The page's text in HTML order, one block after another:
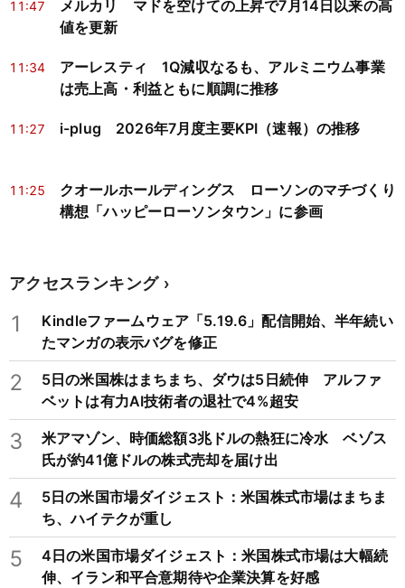
11:47
メルカリ マドを空けての上昇で7月14日以来の高
値を更新
11:34
アーレスティ 1Q減収なるも、アルミニウム事業
は売上高・利益ともに順調に推移
11:27 i-plug 2026年7月度主要KPI（速報）の推移
11:25
クオールホールディングス ローソンのマチづくり
構想「ハッピーローソンタウン」に参画
アクセスランキング
1
Kindleファームウェア「5.19.6」配信開始、半年続い
たマンガの表示バグを修正
2
5日の米国株はまちまち、ダウは5日続伸 アルファ
ベットは有力AI技術者の退社で4%超安
3
米アマゾン、時価総額3兆ドルの熱狂に冷水 ベゾス
氏が約41億ドルの株式売却を届け出
4
5日の米国市場ダイジェスト：米国株式市場はまちま
ち、ハイテクが重し
5
4日の米国市場ダイジェスト：米国株式市場は大幅続
伸、イラン和平合意期待や企業決算を好感